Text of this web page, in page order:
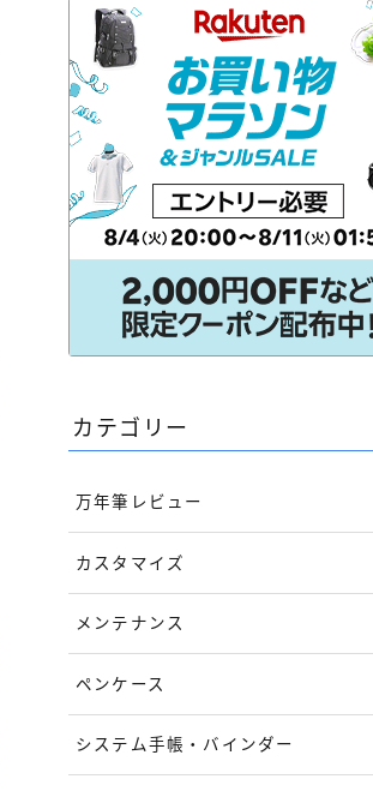
カヴェコ［Kaweco］ クリア軸
万年筆［SAILOR］ ツイスビー［TWSBI］
ト［PILOT］ プラチナ万年筆［PLATINUM］
マルマン［maruman］
ラミー［LAMY］ レオナルド［Leonardo］
中国製 価格別 台湾製
無印良品 特殊ニブ 白色軸
青色軸 黄色軸 黒色軸
カテゴリー
万年筆レビュー
カスタマイズ
メンテナンス
ペンケース
システム手帳・バインダー